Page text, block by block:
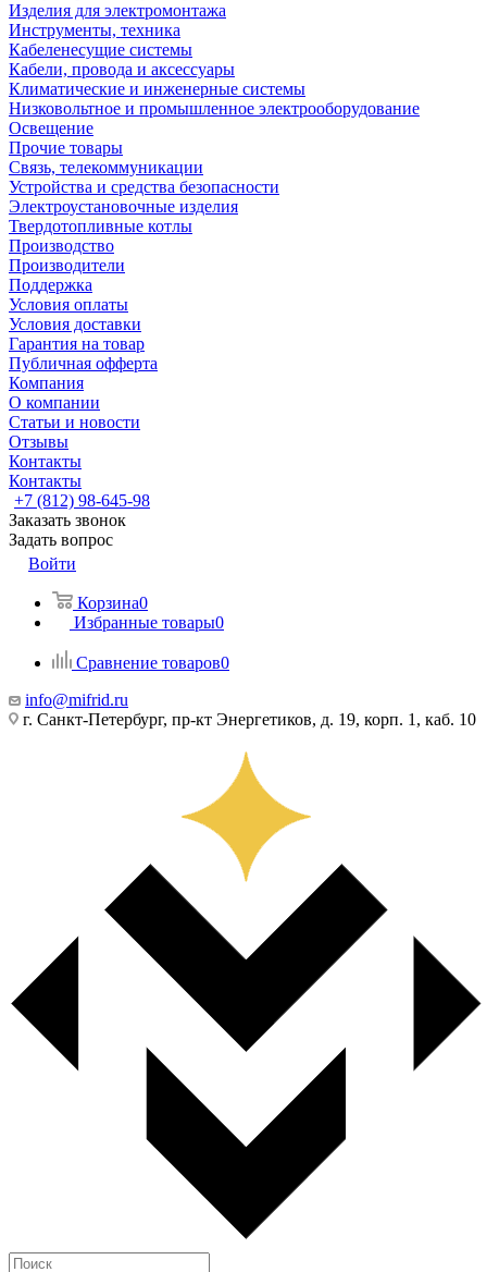
Изделия для электромонтажа
Инструменты, техника
Кабеленесущие системы
Кабели, провода и аксессуары
Климатические и инженерные системы
Низковольтное и промышленное электрооборудование
Освещение
Прочие товары
Связь, телекоммуникации
Устройства и средства безопасности
Электроустановочные изделия
Твердотопливные котлы
Производство
Производители
Поддержка
Условия оплаты
Условия доставки
Гарантия на товар
Публичная офферта
Компания
О компании
Статьи и новости
Отзывы
Контакты
Контакты
+7 (812) 98-645-98
Заказать звонок
Задать вопрос
Войти
Корзина0
Избранные товары0
Сравнение товаров0
info@mifrid.ru
г. Санкт-Петербург, пр-кт Энергетиков, д. 19, корп. 1, каб. 10